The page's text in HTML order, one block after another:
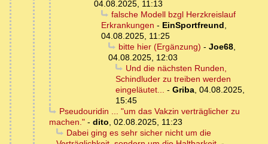
04.08.2025, 11:13
falsche Modell bzgl Herzkreislauf
Erkrankungen - EinSportfreund,
04.08.2025, 11:25
bitte hier (Ergänzung) - Joe68,
04.08.2025, 12:03
Und die nächsten Runden,
Schindluder zu treiben werden
eingeläutet... - Griba, 04.08.2025,
15:45
Pseudouridin ... "um das Vakzin verträglicher zu
machen." - dito, 02.08.2025, 11:23
Dabei ging es sehr sicher nicht um die